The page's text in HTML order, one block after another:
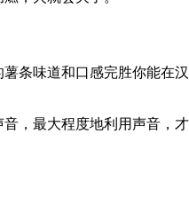
条味道和口感完胜你能
，最大程度地利用声音，